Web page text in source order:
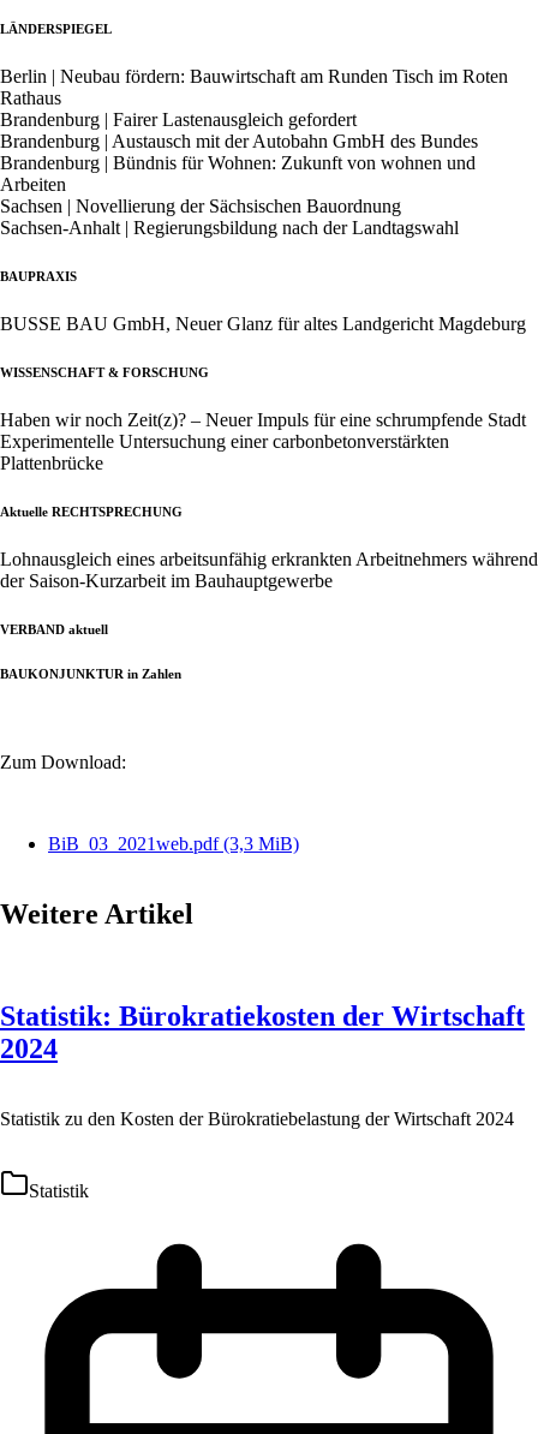
LÄNDERSPIEGEL
Berlin | Neubau fördern: Bauwirtschaft am Runden Tisch im Roten
Rathaus
Brandenburg | Fairer Lastenausgleich gefordert
Brandenburg | Austausch mit der Autobahn GmbH des Bundes
Brandenburg | Bündnis für Wohnen: Zukunft von wohnen und
Arbeiten
Sachsen | Novellierung der Sächsischen Bauordnung
Sachsen-Anhalt | Regierungsbildung nach der Landtagswahl
BAUPRAXIS
BUSSE BAU GmbH, Neuer Glanz für altes Landgericht Magdeburg
WISSENSCHAFT & FORSCHUNG
Haben wir noch Zeit(z)? – Neuer Impuls für eine schrumpfende Stadt
Experimentelle Untersuchung einer carbonbetonverstärkten
Plattenbrücke
Aktuelle RECHTSPRECHUNG
Lohnausgleich eines arbeitsunfähig erkrankten Arbeitnehmers während
der Saison-Kurzarbeit im Bauhauptgewerbe
VERBAND aktuell
BAUKONJUNKTUR in Zahlen
Zum Download:
BiB_03_2021web.pdf(3,3 MiB)
Weitere Artikel
Statistik: Bürokratiekosten der Wirtschaft
2024
Statistik zu den Kosten der Bürokratiebelastung der Wirtschaft 2024
Statistik